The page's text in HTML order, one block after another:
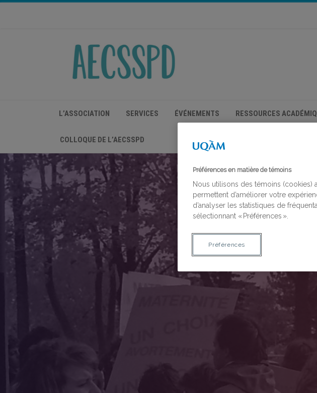
L’ASSOCIATION SERVICES ÉVÉNEMENTS RESSOURCES
COLLOQUE DE L’AECSSPD
Préférences en matière de témoins
Nous utilisons des témoins
permettent d’améliorer votre
d’analyser les statistiques de
sélectionnant « Préférences ».
Préférences